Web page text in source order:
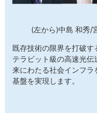
(左から)中島 和秀
既存技術の限界を打破す
テラビット級の高速光
来にわたる社会インフ
基盤を実現します。